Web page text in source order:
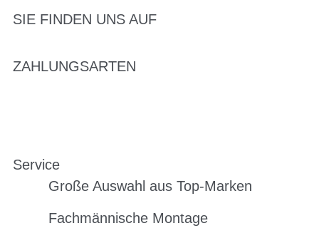
SIE FINDEN UNS AUF
ZAHLUNGSARTEN
Service
Große Auswahl aus Top-Marken
Fachmännische Montage